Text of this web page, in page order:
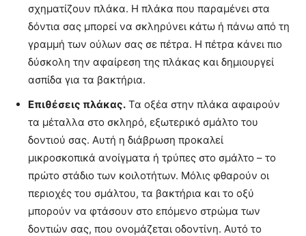
σχηματίζουν πλάκα. Η πλάκα που παραμένει στα
δόντια σας μπορεί να σκληρύνει κάτω ή πάνω από τη
γραμμή των ούλων σας σε πέτρα. Η πέτρα κάνει πιο
δύσκολη την αφαίρεση της πλάκας και δημιουργεί
ασπίδα για τα βακτήρια.
Επιθέσεις πλάκας. Τα οξέα στην πλάκα αφαιρούν
τα μέταλλα στο σκληρό, εξωτερικό σμάλτο του
δοντιού σας. Αυτή η διάβρωση προκαλεί
μικροσκοπικά ανοίγματα ή τρύπες στο σμάλτο – το
πρώτο στάδιο των κοιλοτήτων. Μόλις φθαρούν οι
περιοχές του σμάλτου, τα βακτήρια και το οξύ
μπορούν να φτάσουν στο επόμενο στρώμα των
δοντιών σας, που ονομάζεται οδοντίνη. Αυτό το